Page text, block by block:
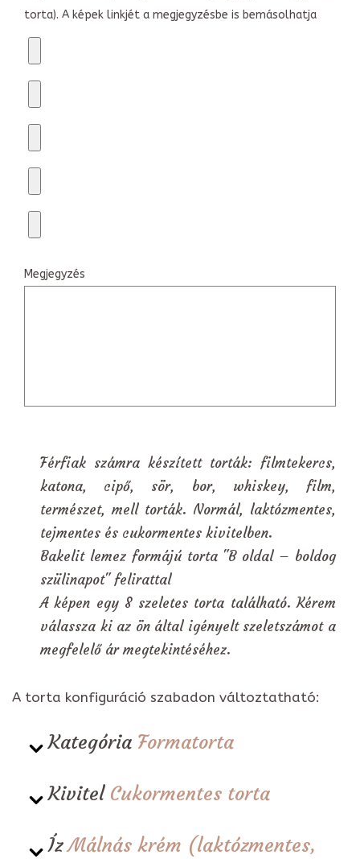
torta). A képek linkjét a megjegyzésbe is bemásolhatja
Megjegyzés
Férfiak számra készített torták: filmtekercs,
katona, cipő, sör, bor, whiskey, film,
természet, mell torták. Normál, laktózmentes,
tejmentes és cukormentes kivitelben.
Bakelit lemez formájú torta "B oldal – boldog
szülinapot" felirattal
A képen egy 8 szeletes torta található. Kérem
válassza ki az ön által igényelt szeletszámot a
megfelelő ár megtekintéséhez.
A torta konfiguráció szabadon változtatható:
Kategória Formatorta
Kivitel Cukormentes torta
ÍzMálnás krém (laktózmentes,